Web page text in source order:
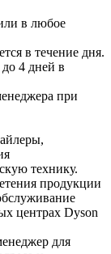
в любое
в течение дня.
до 4 дней в
при
технику.
продукции
центрах Dyson
для